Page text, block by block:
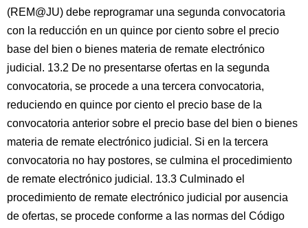
(REM@JU) debe reprogramar una segunda convocatoria
con la reducción en un quince por ciento sobre el precio
base del bien o bienes materia de remate electrónico
judicial. 13.2 De no presentarse ofertas en la segunda
convocatoria, se procede a una tercera convocatoria,
reduciendo en quince por ciento el precio base de la
convocatoria anterior sobre el precio base del bien o bienes
materia de remate electrónico judicial. Si en la tercera
convocatoria no hay postores, se culmina el procedimiento
de remate electrónico judicial. 13.3 Culminado el
procedimiento de remate electrónico judicial por ausencia
de ofertas, se procede conforme a las normas del Código